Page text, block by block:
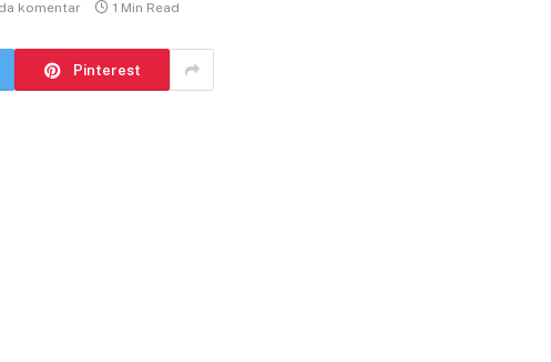
komentar 1 Min Read
Pinterest